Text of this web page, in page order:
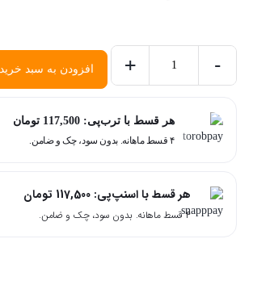
کریتیو
شماره
حجم
100
-
+ افزودن به سبد خرید
هر قسط با ترب‌پی: 117,500 تومان
۴ قسط ماهانه. بدون سود، چک و ضامن.
هر قسط با اسنپ‌پی: 117,500 تومان
۴ قسط ماهانه. بدون سود، چک و ضامن.